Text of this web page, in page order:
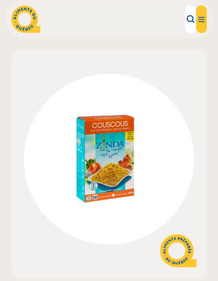
Inspirations d'ici
Restaurants
Institutions